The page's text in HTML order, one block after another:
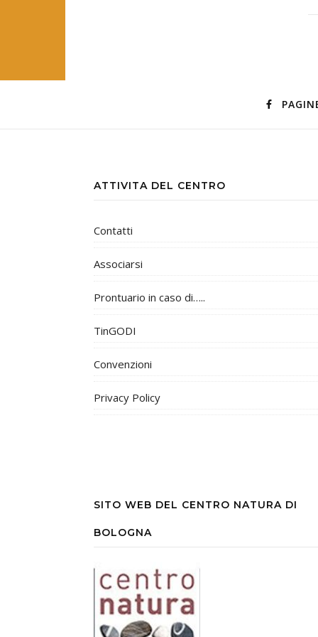
ATTIVITA DEL CENTRO
Contatti
Associarsi
Prontuario in caso di…..
TinGODI
Convenzioni
Privacy Policy
SITO WEB DEL CENTRO NATURA DI
BOLOGNA